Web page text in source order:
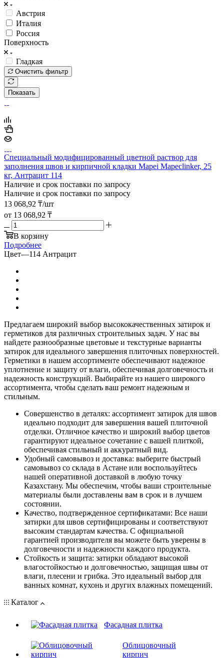
Австрия
Италия
Россия
Поверхность
Гладкая
Очистить фильтр
Показать
Специальный модифицированный цветной раствор для
заполнения швов и кирпичной кладки Mapei Mapeclinker, 25
кг, Антрацит 114
Наличие и срок поставки по запросу
Наличие и срок поставки по запросу
13 068,92 ₸/шт
от 13 068,92 ₸
В корзину
Подробнее
Цвет—114 Антрацит
Предлагаем широкий выбор высококачественных затирок и
герметиков для различных строительных задач. У нас вы
найдете разнообразные цветовые и текстурные варианты
затирок для идеального завершения плиточных поверхностей.
Герметики в нашем ассортименте обеспечивают надежное
уплотнение и защиту от влаги, обеспечивая долговечность и
надежность конструкций. Выбирайте из нашего широкого
ассортимента, чтобы сделать ваш ремонт надежным и
стильным.
Совершенство в деталях: ассортимент затирок для швов
идеально подходит для завершения вашей плиточной
отделки. Отличное качество и широкий выбор цветов
гарантируют идеальное сочетание с вашей плиткой,
обеспечивая стильный и аккуратный вид.
Удобный самовывоз и доставка: выберите быстрый
самовывоз со склада в Астане или воспользуйтесь
нашей оперативной доставкой в любую точку
Казахстану. Мы обеспечим, чтобы ваши строительные
материалы были доставлены вам в срок и в лучшем
состоянии.
Качество, подтвержденное сертификатами: Все наши
затирки для швов сертифицированы и соответствуют
высоким стандартам качества. С официальной
гарантией производителя вы можете быть уверены в
долговечности и надежности каждого продукта.
Стойкость и защита: затирки обладают высокой
влагостойкостью и долговечностью, защищая швы от
влаги, плесени и грибка. Это идеальный выбор для
ванных комнат, кухонь и других влажных помещений.
Каталог
Фасадная плитка
Облицовочный
кирпич